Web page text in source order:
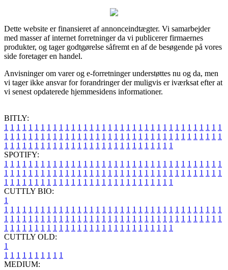
Dette website er finansieret af annonceindtægter. Vi samarbejder
med masser af internet forretninger da vi publicerer firmaernes
produkter, og tager godtgørelse såfremt en af de besøgende på vores
side foretager en handel.
Anvisninger om varer og e-forretninger understøttes nu og da, men
vi tager ikke ansvar for forandringer der muligvis er iværksat efter at
vi senest opdaterede hjemmesidens informationer.
BITLY:
1 1 1 1 1 1 1 1 1 1 1 1 1 1 1 1 1 1 1 1 1 1 1 1 1 1 1 1 1 1 1 1 1 1 1 1
1 1 1 1 1 1 1 1 1 1 1 1 1 1 1 1 1 1 1 1 1 1 1 1 1 1 1 1 1 1 1 1 1 1 1 1
1 1 1 1 1 1 1 1 1 1 1 1 1 1 1 1 1 1 1 1 1 1 1 1 1 1 1 1
SPOTIFY:
1 1 1 1 1 1 1 1 1 1 1 1 1 1 1 1 1 1 1 1 1 1 1 1 1 1 1 1 1 1 1 1 1 1 1 1
1 1 1 1 1 1 1 1 1 1 1 1 1 1 1 1 1 1 1 1 1 1 1 1 1 1 1 1 1 1 1 1 1 1 1 1
1 1 1 1 1 1 1 1 1 1 1 1 1 1 1 1 1 1 1 1 1 1 1 1 1 1 1 1
CUTTLY BIO:
1
1 1 1 1 1 1 1 1 1 1 1 1 1 1 1 1 1 1 1 1 1 1 1 1 1 1 1 1 1 1 1 1 1 1 1 1
1 1 1 1 1 1 1 1 1 1 1 1 1 1 1 1 1 1 1 1 1 1 1 1 1 1 1 1 1 1 1 1 1 1 1 1
1 1 1 1 1 1 1 1 1 1 1 1 1 1 1 1 1 1 1 1 1 1 1 1 1 1 1 1
CUTTLY OLD:
1
1 1 1 1 1 1 1 1 1 1
MEDIUM: